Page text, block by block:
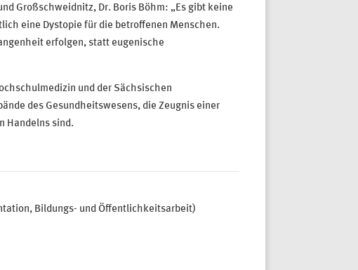
Großschweidnitz, Dr. Boris Böhm: „Es gibt keine
eine Dystopie für die betroffenen Menschen.
erfolgen, statt eugenische
und der Sächsischen
des Gesundheitswesens, die Zeugnis einer
Handelns sind.
Bildungs- und Öffentlichkeitsarbeit)